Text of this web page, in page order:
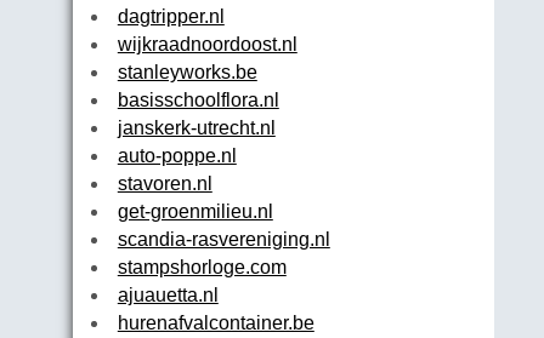
dagtripper.nl
wijkraadnoordoost.nl
stanleyworks.be
basisschoolflora.nl
janskerk-utrecht.nl
auto-poppe.nl
stavoren.nl
get-groenmilieu.nl
scandia-rasvereniging.nl
stampshorloge.com
ajuauetta.nl
hurenafvalcontainer.be